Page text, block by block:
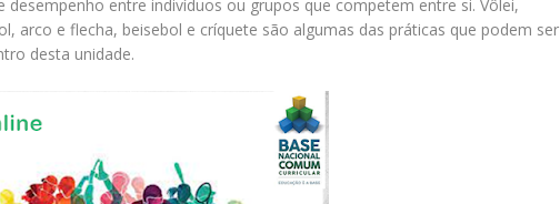
desempenho entre indivíduos ou grupos que competem entre si. Vôlei,
arco e flecha, beisebol e críquete são algumas das práticas que podem ser
desta unidade.